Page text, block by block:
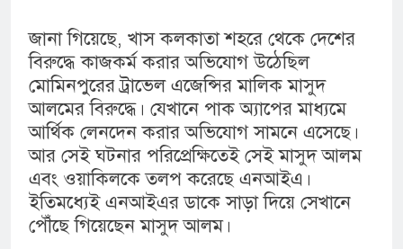
জানা গিয়েছে, খাস কলকাতা শহরে থেকে দেশের
বিরুদ্ধে কাজকর্ম করার অভিযোগ উঠেছিল
মোমিনপুরের ট্রাভেল এজেন্সির মালিক মাসুদ
আলমের বিরুদ্ধে। যেখানে পাক অ্যাপের মাধ্যমে
আর্থিক লেনদেন করার অভিযোগ সামনে এসেছে।
আর সেই ঘটনার পরিপ্রেক্ষিতেই সেই মাসুদ আলম
এবং ওয়াকিলকে তলপ করেছে এনআইএ।
ইতিমধ্যেই এনআইএর ডাকে সাড়া দিয়ে সেখানে
পৌঁছে গিয়েছেন মাসুদ আলম।